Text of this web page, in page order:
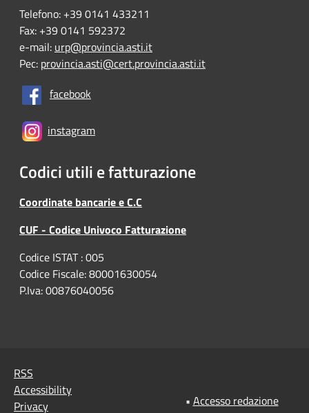
Telefono: +39 0141 433211
Fax: +39 0141 592372
e-mail: urp@provincia.asti.it
Pec: provincia.asti@cert.provincia.asti.it
facebook
instagram
Codici utili e fatturazione
Coordinate bancarie e C.C
CUF - Codice Univoco Fatturazione
Codice ISTAT : 005
Codice Fiscale: 80001630054
P.Iva: 00876040056
RSS
Accessibility
Privacy
• Accesso redazione